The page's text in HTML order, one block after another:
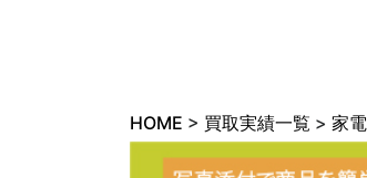
HOME > 買取実績一覧 > 家電